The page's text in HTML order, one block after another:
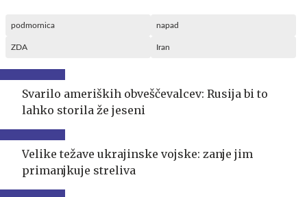
podmornica napad
ZDA Iran
Svarilo ameriških obveščevalcev: Rusija bi to
lahko storila že jeseni
Velike težave ukrajinske vojske: zanje jim
primanjkuje streliva